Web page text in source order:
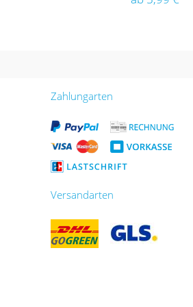
Zahlungarten
Versandarten